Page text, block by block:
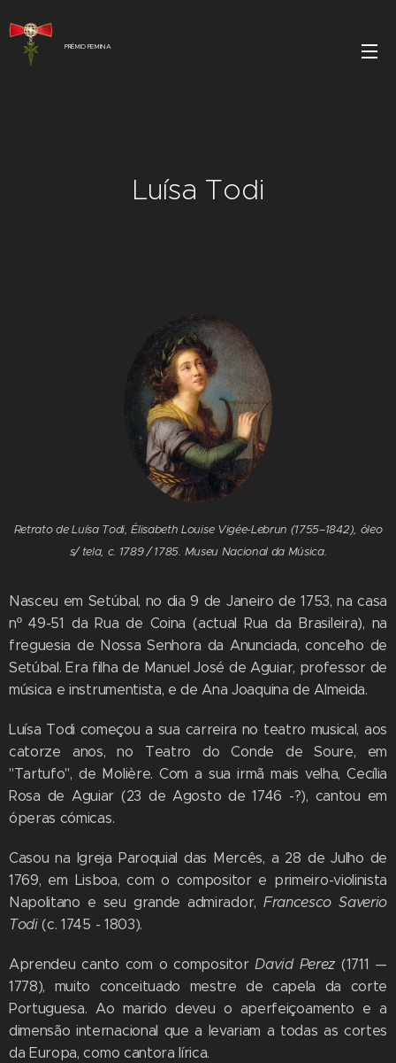
PRÉMIO FEMINA
Luísa Todi
Retrato de Luísa Todi, Élisabeth Louise Vigée-Lebrun (1755–1842), óleo
s/ tela, c. 1789 / 1785. Museu Nacional da Música.
Nasceu em Setúbal, no dia 9 de Janeiro de 1753, na casa
nº 49-51 da Rua de Coina (actual Rua da Brasileira), na
freguesia de Nossa Senhora da Anunciada, concelho de
Setúbal. Era filha de Manuel José de Aguiar, professor de
música e instrumentista, e de Ana Joaquina de Almeida.
Luísa Todi começou a sua carreira no teatro musical, aos
catorze anos, no Teatro do Conde de Soure, em
"Tartufo", de Molière. Com a sua irmã mais velha, Cecília
Rosa de Aguiar (23 de Agosto de 1746 -?), cantou em
óperas cómicas.
Casou na Igreja Paroquial das Mercês, a 28 de Julho de
1769, em Lisboa, com o compositor e primeiro-violinista
Napolitano e seu grande admirador, Francesco Saverio
Todi(c. 1745 - 1803).
Aprendeu canto com o compositorDavid Perez (1711 —
1778), muito conceituado mestre de capela da corte
Portuguesa. Ao marido deveu o aperfeiçoamento e a
dimensão internacional que a levariam a todas as cortes
da Europa, como cantora lírica.